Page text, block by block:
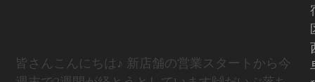
皆さんこんにちは♪ 新店舗の営業スタートから今